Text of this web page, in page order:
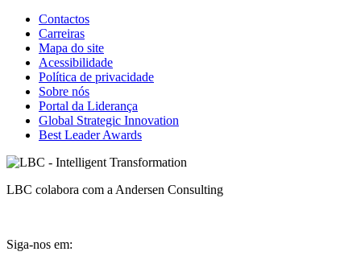
Contactos
Carreiras
Mapa do site
Acessibilidade
Política de privacidade
Sobre nós
Portal da Liderança
Global Strategic Innovation
Best Leader Awards
LBC colabora com a Andersen Consulting
Siga-nos em: